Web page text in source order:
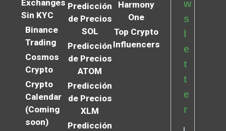
Exchanges
Sin KYC
Binance
Trading
Cosmos
Crypto
Crypto
Calendar
(Coming
soon)
Predicción
de Precios
SOL
Predicción
de Precios
ATOM
Predicción
de Precios
XLM
Predicción
Harmony
One
Top Crypto
Influencers
w
s
e
t
t
e
r